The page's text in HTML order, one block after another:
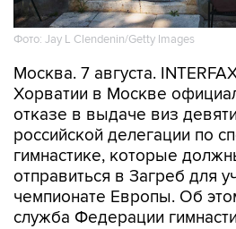
Фото: Jay L Clendenin/Getty Images
Москва. 7 августа.
Хорватии в Москве
отказе в выдаче виз
российской делегации по
гимнастике, которые
отправиться в Загреб для
чемпионате Европы. Об
служба Федерации